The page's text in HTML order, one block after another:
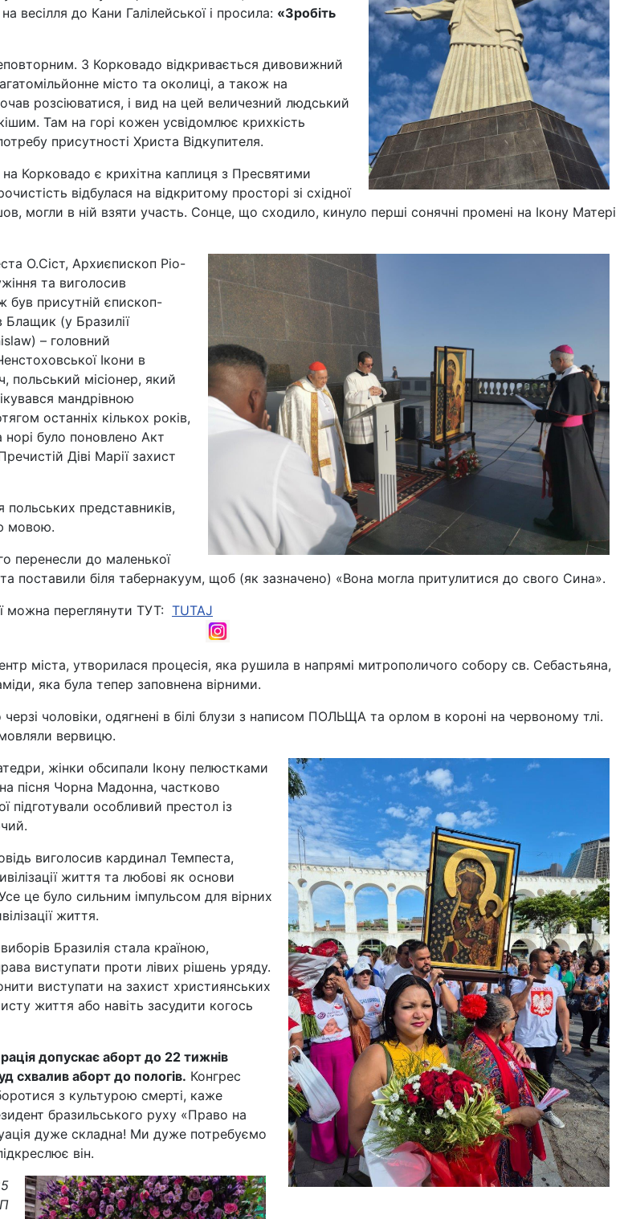
весілля до Кани Галілейської і просила: «Зробіть
З Корковадо відкривається дивовижний
місто та околиці, а також на
розсіюватися, і вид на цей величезний людський
Там на горі кожен усвідомлює крихкість
присутності Христа Відкупителя.
на Корковадо є крихітна каплиця з Пресвятими
відбулася на відкритому просторі зі східної
могли в ній взяти участь. Сонце, що сходило, кинуло перші сонячні промені на Ікону Матері
О.Сіст, Архиєпископ Ріо-
та виголосив
був присутній єпископ-
Блащик (у Бразилії
– головний
Ікони в
польський місіонер, який
мандрівною
останніх кількох років,
норі було поновлено Акт
Діві Марії захист
представників,
мовою.
перенесли до маленької
та поставили біля табернакуум, щоб (як зазначено) «Вона могла притулитися до свого Сина».
можна переглянути ТУТ: TUTAJ
міста, утворилася процесія, яка рушила в напрямі митрополичого собору св. Себастьяна,
яка була тепер заповнена вірними.
чоловіки, одягнені в білі блузи з написом ПОЛЬЩА та орлом в короні на червоному тлі.
вервицю.
жінки обсипали Ікону пелюстками
пісня Чорна Мадонна, частково
підготували особливий престол із
виголосив кардинал Темпеста,
життя та любові як основи
це було сильним імпульсом для вірних
життя.
Бразилія стала країною,
виступати проти лівих рішень уряду.
виступати на захист християнських
життя або навіть засудити когось
допускає аборт до 22 тижнів
схвалив аборт до пологів. Конгрес
з культурою смерті, каже
бразильського руху «Право на
дуже складна! Ми дуже потребуємо
він.